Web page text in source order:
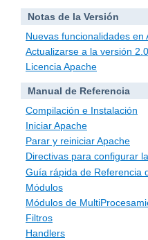
Notas de la Versión
Nuevas funcionalidades en
Actualizarse a la versión
Licencia Apache
Manual de Referencia
Compilación e Instalación
Iniciar Apache
Parar y reiniciar Apache
Directivas para configurar
Guía rápida de Referencia
Módulos
Módulos de
Filtros
Handlers